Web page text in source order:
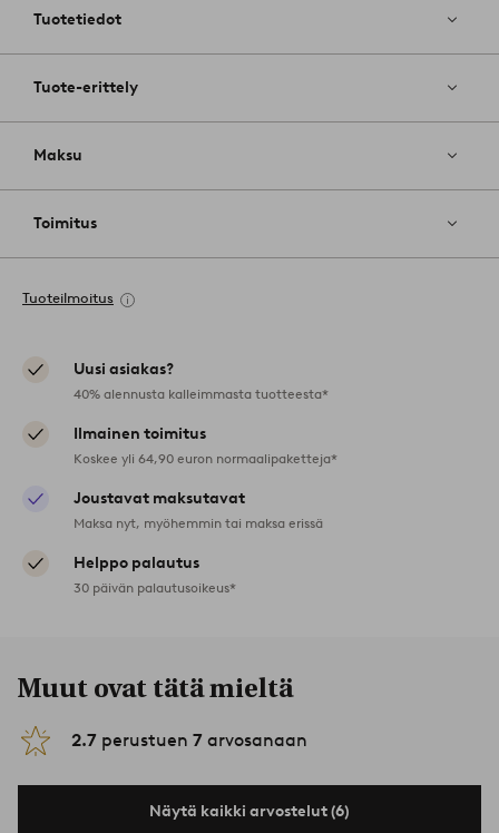
Tuotetiedot
Tuote-erittely
Maksu
Toimitus
Tuoteilmoitus
Uusi asiakas?
40% alennusta kalleimmasta tuotteesta*
Ilmainen toimitus
Koskee yli 64,90 euron normaalipaketteja*
Joustavat maksutavat
Maksa nyt, myöhemmin tai maksa erissä
Helppo palautus
30 päivän palautusoikeus*
Muut ovat tätä mieltä
2.7 perustuen 7 arvosanaan
Näytä kaikki arvostelut (6)